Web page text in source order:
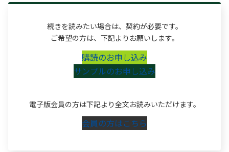
続きを読みたい場合は、契約が必要です。
ご希望の方は、下記よりお願いします。
購読のお申し込み
サンプルのお申し込み
電子版会員の方は下記より全文お読みいただけます。
会員の方はこちら